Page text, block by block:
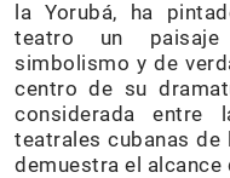
la Yorubá, ha
teatro un paisaje
simbolismo y de
centro de su
considerada entre
teatrales cubanas
demuestra el alcance